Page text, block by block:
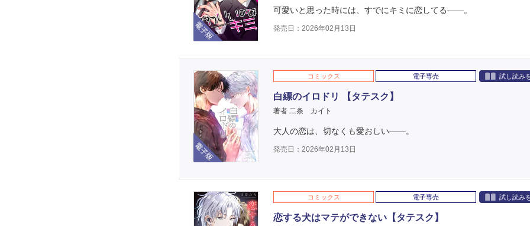
電子版
可愛いと思った時には、すでにキミに恋してる――。
発売日：2026年02月13日
電子版
コミックス 電子専売 試し読み
白縹のイロドリ 【タテスク】
著者 二条 カイト
大人の恋は、切なくも愛おしい――。
発売日：2026年02月13日
コミックス 電子専売 試し読み
恋する犬はマテができない【タテスク】